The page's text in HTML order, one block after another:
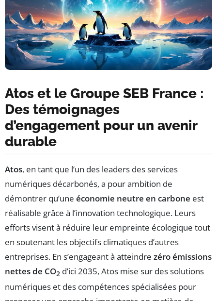
Atos et le Groupe SEB France :
Des témoignages
d’engagement pour un avenir
durable
Atos, en tant que l’un des leaders des services
numériques décarbonés, a pour ambition de
démontrer qu’une économie neutre en carbone est
réalisable grâce à l’innovation technologique. Leurs
efforts visent à réduire leur empreinte écologique tout
en soutenant les objectifs climatiques d’autres
entreprises. En s’engageant à atteindre zéro émissions
nettes de CO2 d’ici 2035, Atos mise sur des solutions
numériques et des compétences spécialisées pour